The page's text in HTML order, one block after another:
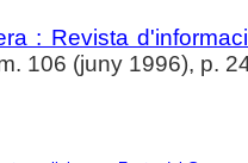
: Revista
106 (juny 1996), p.